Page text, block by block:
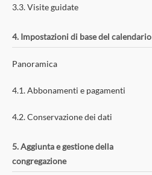
3.3. Visite guidate
4. Impostazioni di base del calendario
Panoramica
4.1. Abbonamenti e pagamenti
4.2. Conservazione dei dati
5. Aggiunta e gestione della
congregazione